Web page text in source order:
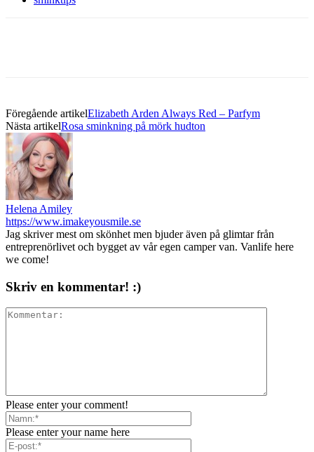
Föregående artikelElizabeth Arden Always Red – Parfym
Nästa artikelRosa sminkning på mörk hudton
Helena Amiley
https://www.imakeyousmile.se
Jag skriver mest om skönhet men bjuder även på glimtar från
entreprenörlivet och bygget av vår egen camper van. Vanlife here
we come!
Skriv en kommentar! :)
Please enter your comment!
Please enter your name here